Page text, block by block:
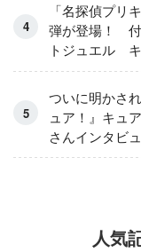
「名探偵プリ
弾が登場！ 付
トジュエル
アイスver.」
ついに明かさ
ュア！』キュ
さんインタビ
プ”に驚きまし
人気